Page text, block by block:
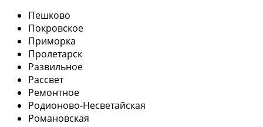
Пешково
Покровское
Приморка
Пролетарск
Развильное
Рассвет
Ремонтное
Родионово-Несветайская
Романовская